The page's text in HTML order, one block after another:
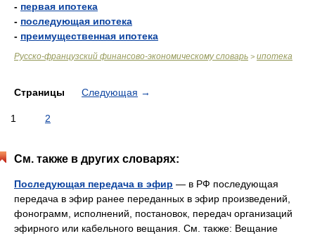
- первая ипотека
- последующая ипотека
- преимущественная ипотека
Русско-французский финансово-экономическому словарь > ипотека
Страницы Следующая →
1 2
См. также в других словарях:
Последующая передача в эфир — в РФ последующая
передача в эфир ранее переданных в эфир произведений,
фонограмм, исполнений, постановок, передач организаций
эфирного или кабельного вещания. См. также: Вещание